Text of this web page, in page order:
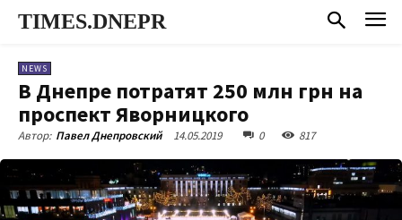
TIMES.DNEPR
NEWS
В Днепре потратят 250 млн грн на
проспект Яворницкого
Автор: Павел Днепровский 14.05.2019 0 817